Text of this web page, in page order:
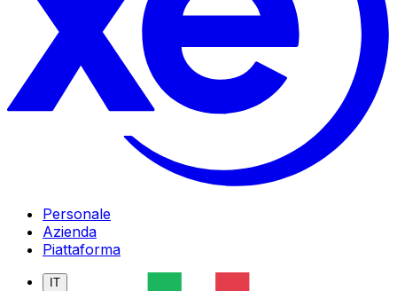
Personale
Azienda
Piattaforma
IT